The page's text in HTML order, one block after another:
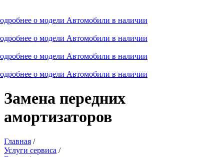
о модели Автомобили в наличии
о модели Автомобили в наличии
о модели Автомобили в наличии
о модели Автомобили в наличии
Замена передних
амортизаторов
Главная /
Услуги сервиса /